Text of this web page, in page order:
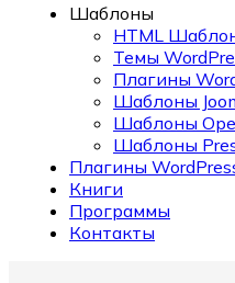
Шаблоны
HTML
Темы
Плагины
Шаблоны
Шаблоны
Шаблоны
Плагины
Книги
Программы
Контакты